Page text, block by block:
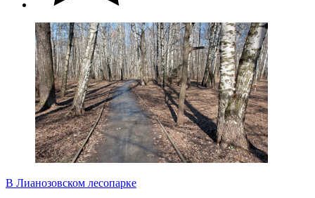
В Лианозовском лесопарке